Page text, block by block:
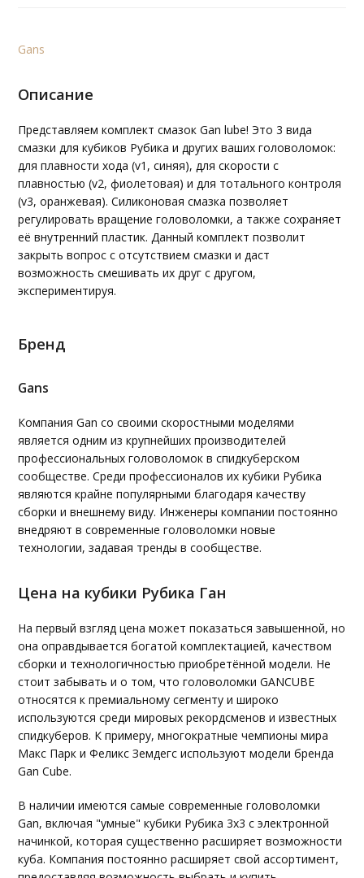
Gans
Описание
Представляем комплект смазок Gan lube! Это 3 вида
смазки для кубиков Рубика и других ваших головоломок:
для плавности хода (v1, синяя), для скорости с
плавностью (v2, фиолетовая) и для тотального контроля
(v3, оранжевая). Силиконовая смазка позволяет
регулировать вращение головоломки, а также сохраняет
её внутренний пластик. Данный комплект позволит
закрыть вопрос с отсутствием смазки и даст
возможность смешивать их друг с другом,
экспериментируя.
Бренд
Gans
Компания Gan со своими скоростными моделями
является одним из крупнейших производителей
профессиональных головоломок в спидкуберском
сообществе. Среди профессионалов их кубики Рубика
являются крайне популярными благодаря качеству
сборки и внешнему виду. Инженеры компании постоянно
внедряют в современные головоломки новые
технологии, задавая тренды в сообществе.
Цена на кубики Рубика Ган
На первый взгляд цена может показаться завышенной, но
она оправдывается богатой комплектацией, качеством
сборки и технологичностью приобретённой модели. Не
стоит забывать и о том, что головоломки GANCUBE
относятся к премиальному сегменту и широко
используются среди мировых рекордсменов и известных
спидкуберов. К примеру, многократные чемпионы мира
Макс Парк и Феликс Земдегс используют модели бренда
Gan Cube.
В наличии имеются самые современные головоломки
Gan, включая "умные" кубики Рубика 3х3 с электронной
начинкой, которая существенно расширяет возможности
куба. Компания постоянно расширяет свой ассортимент,